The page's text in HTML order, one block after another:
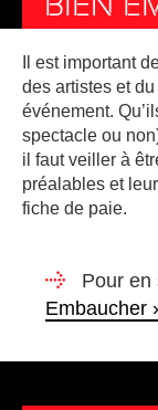
Il est important
des artistes et
événement.
spectacle ou
il faut veiller à
préalables et
fiche de paie.
Pour en
Embaucher